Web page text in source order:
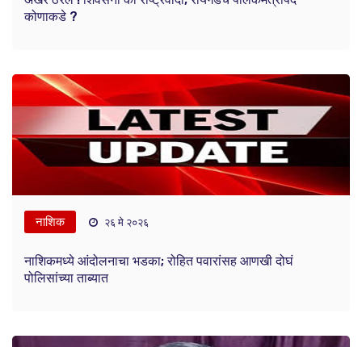
कोणाकडे ?
नाशिक २६ मे २०२६
नाशिकमध्ये आंदोलनाचा भडका; रोहित पवारांसह आणखी दोघं
पोलिसांच्या ताब्यात